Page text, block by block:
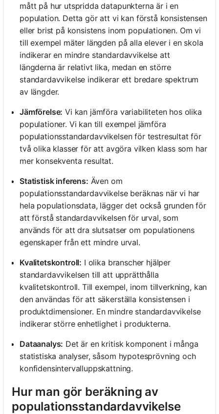
mått på hur utspridda datapunkterna är i en
population. Detta gör att vi kan förstå konsistensen
eller brist på konsistens inom populationen. Om vi
till exempel mäter längden på alla elever i en skola
indikerar en mindre standardavvikelse att
längderna är relativt lika, medan en större
standardavvikelse indikerar ett bredare spektrum
av längder.
Jämförelse: Vi kan jämföra variabiliteten hos olika
populationer. Vi kan till exempel jämföra
populationsstandardavvikelsen för testresultat för
två olika klasser för att avgöra vilken klass som har
mer konsekventa resultat.
Statistisk inferens: Även om
populationsstandardavvikelse beräknas när vi har
hela populationsdata, lägger det också grunden för
att förstå standardavvikelsen för urval, som
används för att dra slutsatser om populationens
egenskaper från ett mindre urval.
Kvalitetskontroll: I olika branscher hjälper
standardavvikelsen till att upprätthålla
kvalitetskontroll. Till exempel, inom tillverkning, kan
den användas för att säkerställa konsistensen i
produktdimensioner. En mindre standardavvikelse
indikerar större enhetlighet i produkterna.
Dataanalys: Det är en kritisk komponent i många
statistiska analyser, såsom hypotesprövning och
konfidensintervalluppskattning.
Hur man gör beräkning av
populationsstandardavvikelse